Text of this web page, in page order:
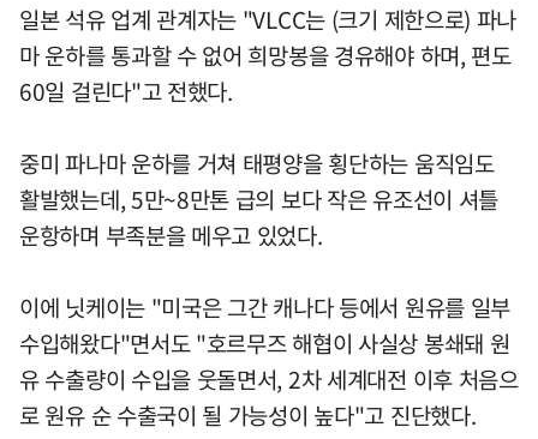
일본 석유 업계 관계자는 "VLCC는 (크기 제한으로) 파나
마 운하를 통과할 수 없어 희망봉을 경유해야 하며, 편도
60일 걸린다"고 전했다.
중미 파나마 운하를 거쳐 태평양을 횡단하는 움직임도
활발했는데, 5만~8만톤 급의 보다 작은 유조선이 셔틀
운항하며 부족분을 메우고 있었다.
이에 닛케이는 "미국은 그간 캐나다 등에서 원유를 일부
수입해왔다"면서도 "호르무즈 해협이 사실상 봉쇄돼 원
유 수출량이 수입을 웃돌면서, 2차 세계대전 이후 처음으
로 원유 순 수출국이 될 가능성이 높다"고 진단했다.